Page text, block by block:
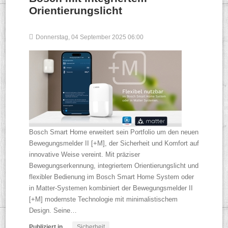
Orientierungslicht
Donnerstag, 04 September 2025 06:00
Bosch Smart Home erweitert sein Portfolio um den neuen
Bewegungsmelder II [+M], der Sicherheit und Komfort auf
innovative Weise vereint. Mit präziser
Bewegungserkennung, integriertem Orientierungslicht und
flexibler Bedienung im Bosch Smart Home System oder
in Matter-Systemen kombiniert der Bewegungsmelder II
[+M] modernste Technologie mit minimalistischem
Design. Seine…